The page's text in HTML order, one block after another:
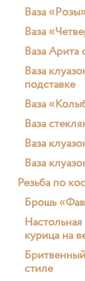
Ваза «Розы»
Ваза
Ваза Арита
Ваза
подставке
Ваза
Ваза
Ваза
Ваза
Резьба по
Брошь
курица на
стиле